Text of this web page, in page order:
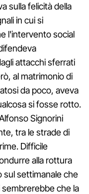
sulla felicità della
in cui si
l'intervento social
attacchi sferrati
al matrimonio di
da poco, aveva
si fosse rotto.
Signorini
tra le strade di
Difficile
alla rottura
sul settimanale che
che la